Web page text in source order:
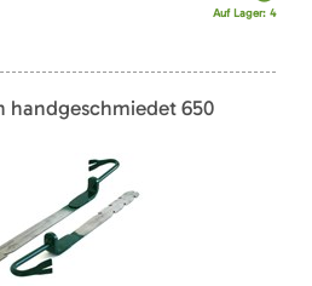
Auf Lager: 4
handgeschmiedet 650